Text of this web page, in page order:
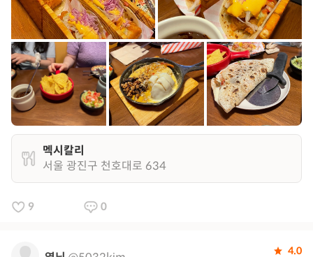
멕시칼리
서울 광진구 천호대로 634
9 0
4.0